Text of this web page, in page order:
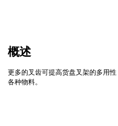
概述
更多的叉齿可提高货盘叉架的多用
各种物料。